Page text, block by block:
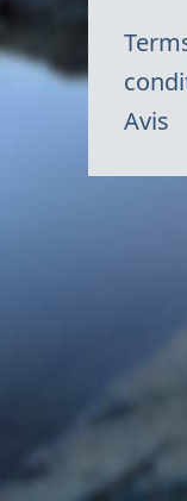
Avis